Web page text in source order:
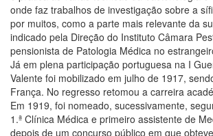
onde faz trabalhos de investigação sobre a
por muitos, como a parte mais relevante da
indicado pela Direção do Instituto Câmara
pensionista de Patologia Médica no
Já em plena participação portuguesa na I
Valente foi mobilizado em julho de 1917,
França. No regresso retomou a carreira
Em 1919, foi nomeado, sucessivamente,
1.ª Clínica Médica e primeiro assistente de
depois de um concurso público em que